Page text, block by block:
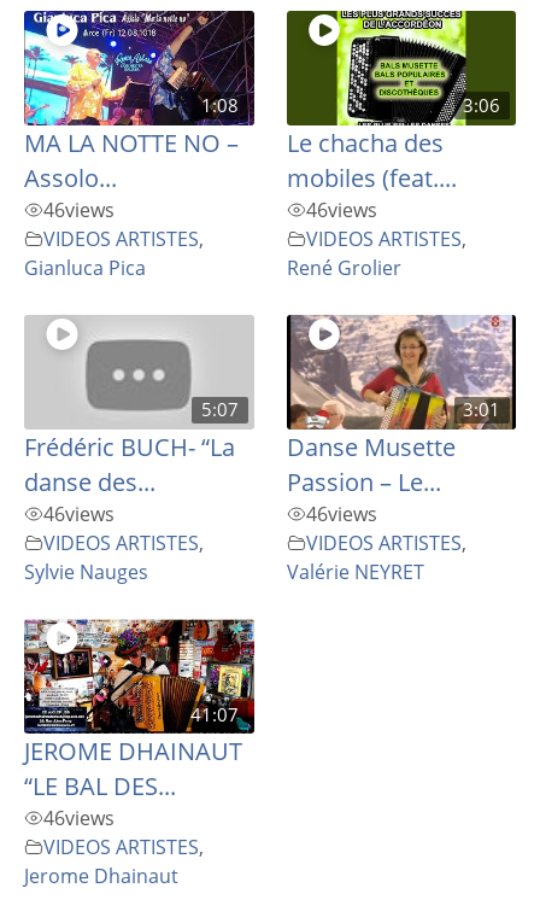
1:08
MA LA NOTTE NO –
Assolo...
46views
VIDEOS ARTISTES,
Gianluca Pica
3:06
Le chacha des
mobiles (feat....
46views
VIDEOS ARTISTES,
René Grolier
5:07
Frédéric BUCH- “La
danse des...
46views
VIDEOS ARTISTES,
Sylvie Nauges
3:01
Danse Musette
Passion – Le...
46views
VIDEOS ARTISTES,
Valérie NEYRET
41:07
JEROME DHAINAUT
“LE BAL DES...
46views
VIDEOS ARTISTES,
Jerome Dhainaut